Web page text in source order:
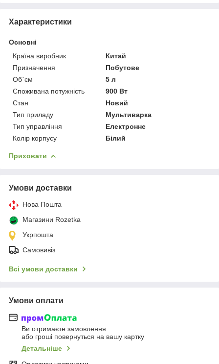
Характеристики
Основні
Країна виробник
Китай
Призначення
Побутове
Об`єм
5 л
Споживана потужність
900 Вт
Стан
Новий
Тип приладу
Мультиварка
Тип управління
Електронне
Колір корпусу
Білий
Приховати
Умови доставки
Нова Пошта
Магазини Rozetka
Укрпошта
Самовивіз
Всі умови доставки
Умови оплати
Ви отримаєте замовлення
або гроші повернуться на вашу картку
Детальніше